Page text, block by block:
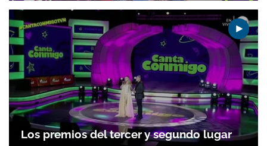
Los premios del tercer y segundo lugar